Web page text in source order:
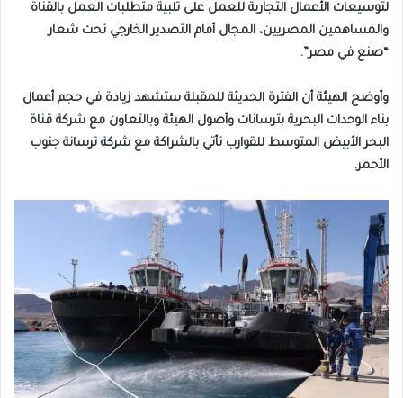
لتوسيعات الأعمال التجارية للعمل على تلبية متطلبات العمل بالقناة
والمساهمين المصريين، المجال أمام التصدير الخارجي تحت شعار
“صنع في مصر”.
وأوضح الهيئة أن الفترة الحديثة للمقبلة ستشهد زيادة في حجم أعمال
بناء الوحدات البحرية بترسانات وأصول الهيئة وبالتعاون مع شركة قناة
البحر الأبيض المتوسط ​​للقوارب تأتي بالشراكة مع شركة ترسانة جنوب
الأحمر.